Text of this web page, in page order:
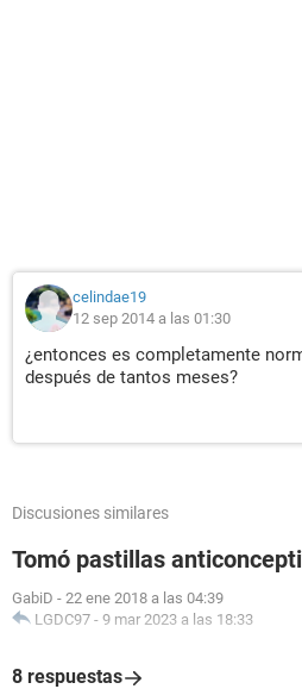
celindae19
12 sep 2014 a las 01:30
¿entonces es completamente
después de tantos meses?
Discusiones similares
Tomó pastillas
GabiD - 22 ene 2018 a las 04:39
LGDC97 - 9 mar 2023 a las 18:33
8 respuestas